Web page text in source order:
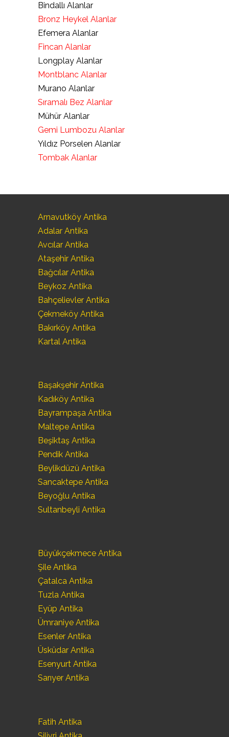
Bindallı Alanlar
Bronz Heykel Alanlar
Efemera Alanlar
Fincan Alanlar
Longplay Alanlar
Montblanc Alanlar
Murano Alanlar
Sıramalı Bez Alanlar
Mühür Alanlar
Gemi Lumbozu Alanlar
Yıldız Porselen Alanlar
Tombak Alanlar
Arnavutköy Antika
Adalar Antika
Avcılar Antika
Ataşehir Antika
Bağcılar Antika
Beykoz Antika
Bahçelievler Antika
Çekmeköy Antika
Bakırköy Antika
Kartal Antika
Başakşehir Antika
Kadıköy Antika
Bayrampaşa Antika
Maltepe Antika
Beşiktaş Antika
Pendik Antika
Beylikdüzü Antika
Sancaktepe Antika
Beyoğlu Antika
Sultanbeyli Antika
Büyükçekmece Antika
Şile Antika
Çatalca Antika
Tuzla Antika
Eyüp Antika
Ümraniye Antika
Esenler Antika
Üsküdar Antika
Esenyurt Antika
Sarıyer Antika
Fatih Antika